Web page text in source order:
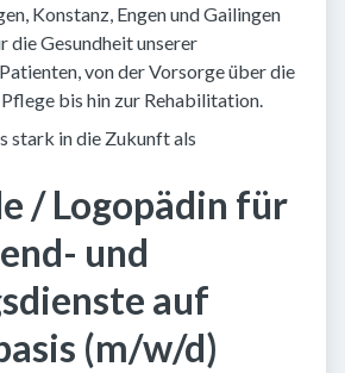
Konstanz, Engen und Gailingen
die Gesundheit unserer
von der Vorsorge über die
bis hin zur Rehabilitation.
stark in die Zukunft als
/ Logopädin für
und
auf
(m/w/d)